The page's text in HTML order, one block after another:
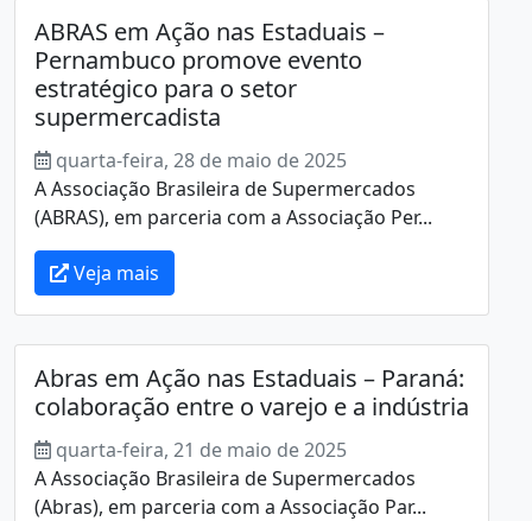
ABRAS em Ação nas Estaduais –
Pernambuco promove evento
estratégico para o setor
supermercadista
quarta-feira, 28 de maio de 2025
A Associação Brasileira de Supermercados
(ABRAS), em parceria com a Associação Per...
Veja mais
Abras em Ação nas Estaduais – Paraná:
colaboração entre o varejo e a indústria
quarta-feira, 21 de maio de 2025
A Associação Brasileira de Supermercados
(Abras), em parceria com a Associação Par...